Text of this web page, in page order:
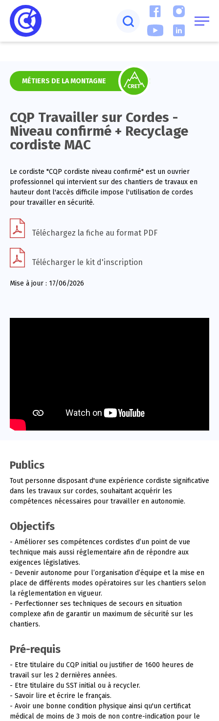
MÉTIERS DE LA MONTAGNE
CQP Travailler sur Cordes -
Niveau confirmé + Recyclage
cordiste MAC
Le cordiste "CQP cordiste niveau confirmé" est un ouvrier
professionnel qui intervient sur des chantiers de travaux en
hauteur dont l'accès difficile impose l'utilisation de cordes
pour travailler en sécurité.
Téléchargez la fiche au format PDF
Télécharger le kit d'inscription
Mise à jour : 17/06/2026
Publics
Tout personne disposant d'une expérience cordiste significative
dans les travaux sur cordes, souhaitant acquérir les
compétences nécessaires pour travailler en autonomie.
Objectifs
- Améliorer ses compétences cordistes d’un point de vue
technique mais aussi réglementaire afin de répondre aux
exigences législatives.
- Devenir autonome pour l’organisation d’équipe et la mise en
place de différents modes opératoires sur les chantiers selon
la réglementation en vigueur.
- Perfectionner ses techniques de secours en situation
complexe afin de garantir un maximum de sécurité sur les
chantiers.
Pré-requis
- Etre titulaire du CQP initial ou justifier de 1600 heures de
travail sur les 2 dernières années.
- Etre titulaire du SST initial ou à recycler.
- Savoir lire et écrire le français.
- Avoir une bonne condition physique ainsi qu'un certificat
médical de moins de 3 mois de non contre-indication pour le